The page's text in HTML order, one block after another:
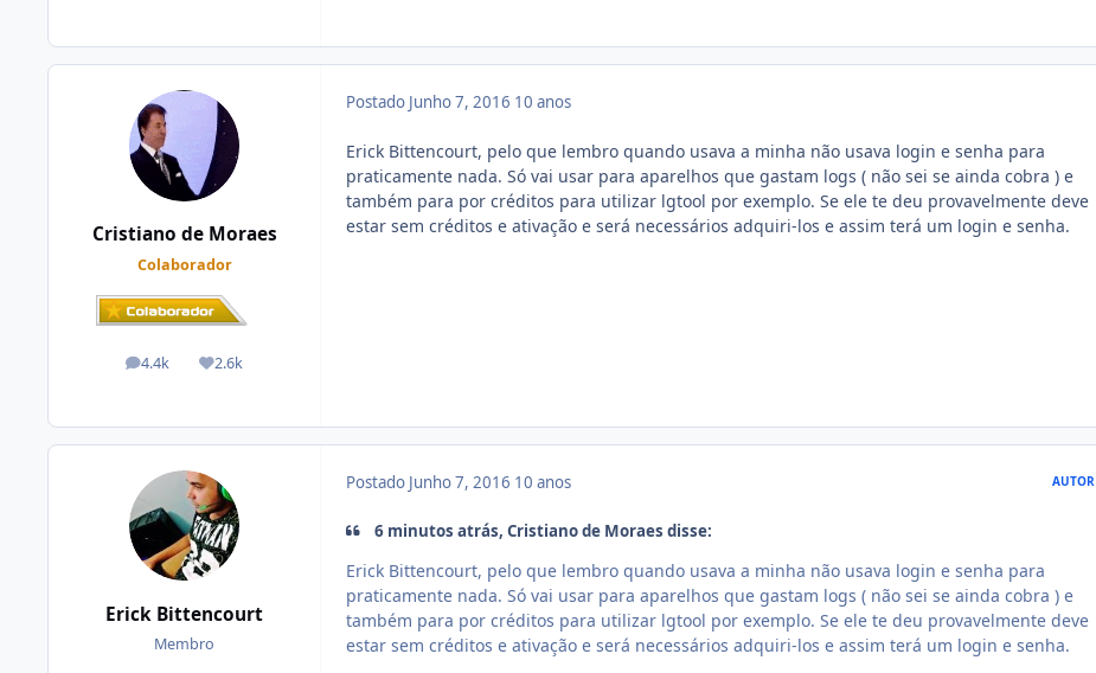
Cristiano de Moraes
Colaborador
4.4k
posts 2.6k
Reputação
Postado Junho 7, 2016 10 anos
Erick Bittencourt, pelo que lembro quando usava a minha não usava login e senha para
praticamente nada. Só vai usar para aparelhos que gastam logs ( não sei se ainda cobra ) e
também para por créditos para utilizar lgtool por exemplo. Se ele te deu provavelmente deve
estar sem créditos e ativação e será necessários adquiri-los e assim terá um login e senha.
Erick Bittencourt
Membro
Postado Junho 7, 2016 10 anos AUTOR
6 minutos atrás, Cristiano de Moraes disse:
Erick Bittencourt, pelo que lembro quando usava a minha não usava login e senha para
praticamente nada. Só vai usar para aparelhos que gastam logs ( não sei se ainda cobra ) e
também para por créditos para utilizar lgtool por exemplo. Se ele te deu provavelmente deve
estar sem créditos e ativação e será necessários adquiri-los e assim terá um login e senha.